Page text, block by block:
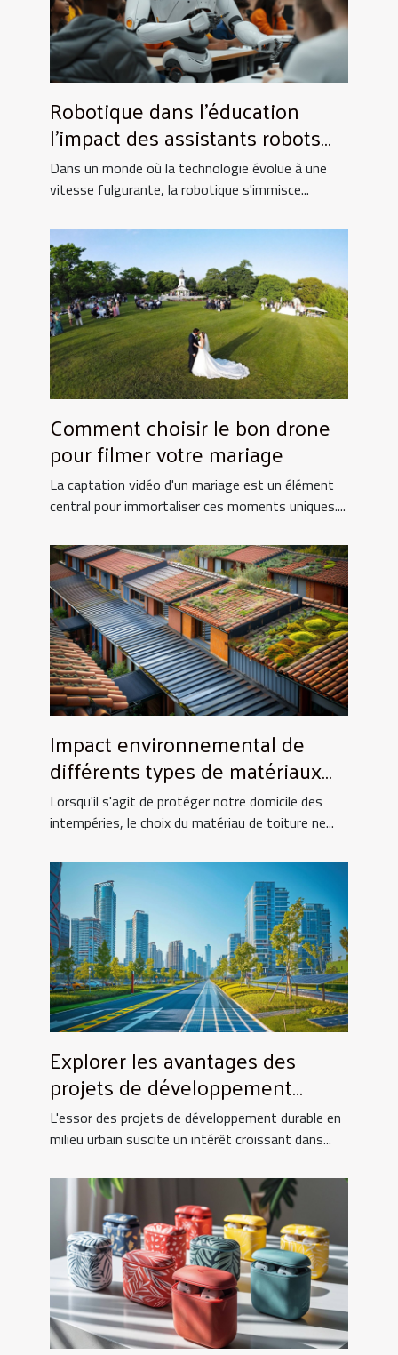
Robotique dans l'éducation
l'impact des assistants robots
sur l'apprentissage moderne
Dans un monde où la technologie évolue à une
vitesse fulgurante, la robotique s'immisce...
Comment choisir le bon drone
pour filmer votre mariage
La captation vidéo d'un mariage est un élément
central pour immortaliser ces moments uniques....
Impact environnemental de
différents types de matériaux
de toiture
Lorsqu'il s'agit de protéger notre domicile des
intempéries, le choix du matériau de toiture ne...
Explorer les avantages des
projets de développement
durable en milieu urbain
L'essor des projets de développement durable en
milieu urbain suscite un intérêt croissant dans...